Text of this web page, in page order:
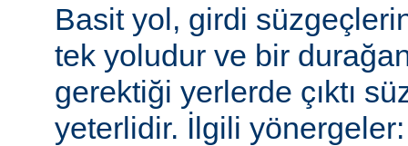
Basit yol, girdi
tek yoludur ve bir
gerektiği yerlerde çıktı
yeterlidir. İlgili